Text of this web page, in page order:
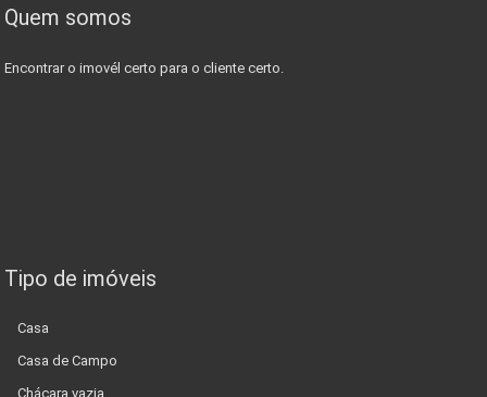
Quem somos
Encontrar o imovél certo para o cliente certo.
Tipo de imóveis
Casa
Casa de Campo
Chácara vazia